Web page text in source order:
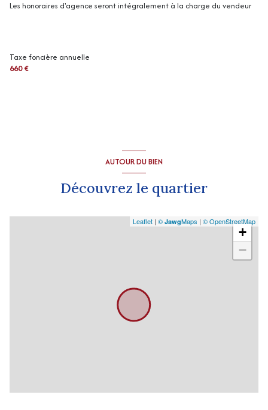
3 niveau(x)
Les honoraires d'agence seront intégralement à la charge du vendeur
Taxe foncière annuelle
660 €
AUTOUR DU BIEN
Découvrez le quartier
+
−
Leaflet | © JawgMaps | © OpenStreetMap